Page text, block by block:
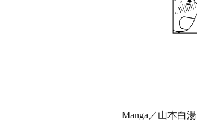
Manga／山本白湯